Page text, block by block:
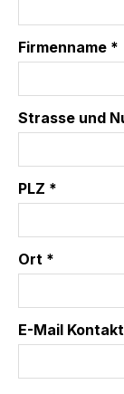
Firmenname *
Strasse und
PLZ *
Ort *
E-Mail